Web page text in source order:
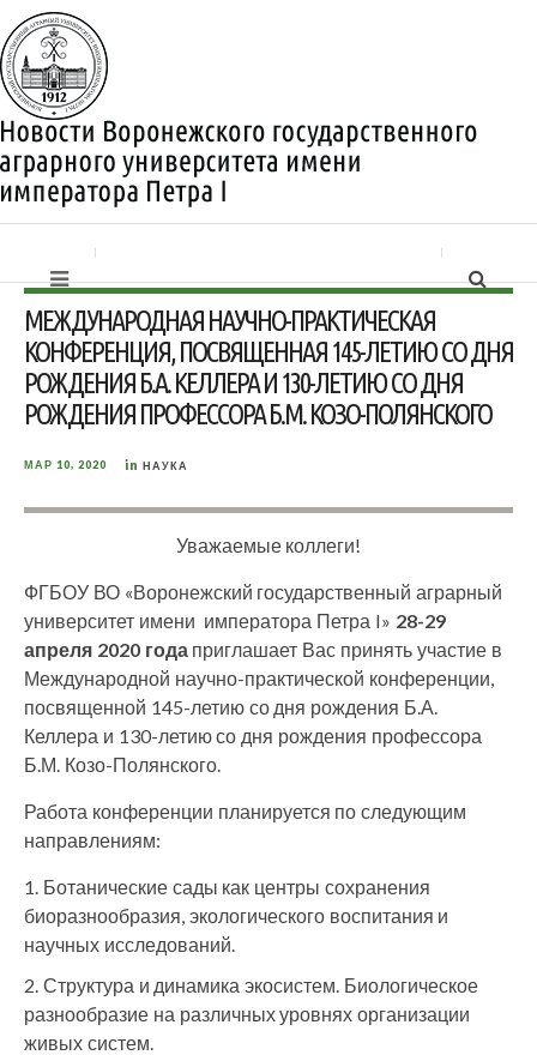
МЕЖДУНАРОДНАЯ НАУЧНО-ПРАКТИЧЕСКАЯ
КОНФЕРЕНЦИЯ, ПОСВЯЩЕННАЯ 145-ЛЕТИЮ СО ДНЯ
РОЖДЕНИЯ Б.А. КЕЛЛЕРА И 130-ЛЕТИЮ СО ДНЯ
РОЖДЕНИЯ ПРОФЕССОРА Б.М. КОЗО-ПОЛЯНСКОГО
МАР 10, 2020 in НАУКА
Уважаемые коллеги!
ФГБОУ ВО «Воронежский государственный аграрный
университет имени императора Петра I» 28-29
апреля 2020 года приглашает Вас принять участие в
Международной научно-практической конференции,
посвященной 145-летию со дня рождения Б.А.
Келлера и 130-летию со дня рождения профессора
Б.М. Козо-Полянского.
Работа конференции планируется по следующим
направлениям:
Ботанические сады как центры сохранения
биоразнообразия, экологического воспитания и
научных исследований.
Структура и динамика экосистем. Биологическое
разнообразие на различных уровнях организации
живых систем.